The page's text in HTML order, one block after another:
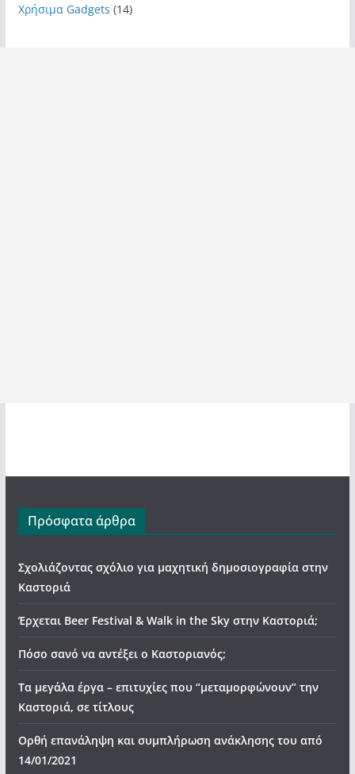
Χρήσιμα Gadgets (14)
Πρόσφατα άρθρα
Σχολιάζοντας σχόλιο για μαχητική δημοσιογραφία στην
Καστοριά
Έρχεται Beer Festival & Walk in the Sky στην Καστοριά;
Πόσο σανό να αντέξει ο Καστοριανός;
Τα μεγάλα έργα – επιτυχίες που “μεταμορφώνουν” την
Καστοριά, σε τίτλους
Ορθή επανάληψη και συμπλήρωση ανάκλησης του από
14/01/2021